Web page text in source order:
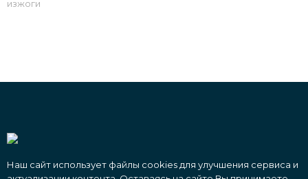
Наш сайт использует файлы cookies для улучшения сервиса и